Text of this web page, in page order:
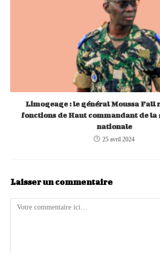
Limogeage : le général Moussa Fall
fonctions de Haut commandant de
nationale
25 avril 2024
Laisser un commentaire